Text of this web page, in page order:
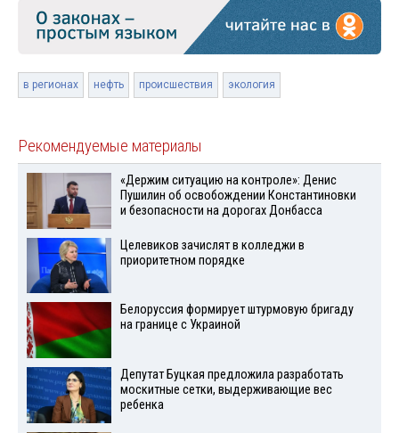
в регионах нефть происшествия экология
Рекомендуемые материалы
«Держим ситуацию на контроле»: Денис
Пушилин об освобождении Константиновки
и безопасности на дорогах Донбасса
Целевиков зачислят в колледжи в
приоритетном порядке
Белоруссия формирует штурмовую бригаду
на границе с Украиной
Депутат Буцкая предложила разработать
москитные сетки, выдерживающие вес
ребенка